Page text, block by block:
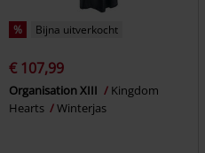
% Bijna uitverkocht
€ 107,99
Organisation XIII
Kingdom
Hearts
Winterjas